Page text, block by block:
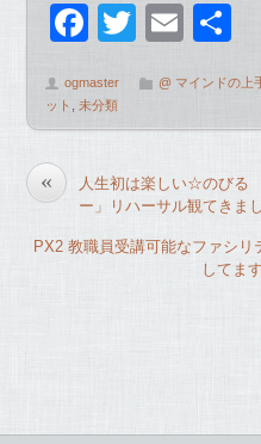
F
c
e
b
o
o
T
tt
er
E
ail
ogmaster @ マインドの上
ット ,未分類
«
人生初は楽しい☆のびる
ー」リハーサル観てきま
PX2 教職員受講可能なファシ
してま